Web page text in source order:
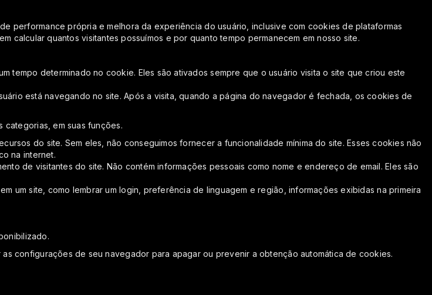
performance própria e melhora da experiência do usuário, inclusive com cookies de plataformas
calcular quantos visitantes possuímos e por quanto tempo permanecem em nosso site.
tempo determinado no cookie. Eles são ativados sempre que o usuário visita o site que criou este
está navegando no site. Após a visita, quando a página do navegador é fechada, os cookies de
categorias, em suas funções.
do site. Sem eles, não conseguimos fornecer a funcionalidade mínima do site. Esses cookies não
na internet.
de visitantes do site. Não contém informações pessoais como nome e endereço de email. Eles são
um site, como lembrar um login, preferência de linguagem e região, informações exibidas na primeira
configurações de seu navegador para apagar ou prevenir a obtenção automática de cookies.